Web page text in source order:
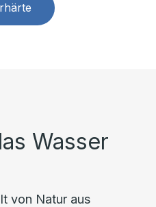
Wasser
von Natur aus